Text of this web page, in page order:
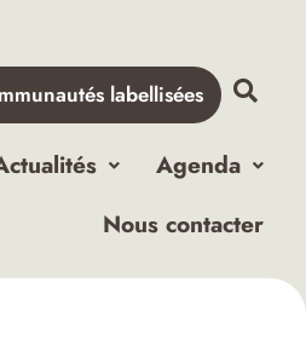
labellisées
Agenda
Nous contacter